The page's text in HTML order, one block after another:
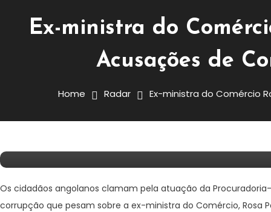
Ex-ministra do
Acusações de
Home Radar Ex-ministra do Comércio
27 de Outubro, 2024 Redação E&F
Ex-Ministra Do Comércio
Os cidadãos angolanos clamam pela atuação da
corrupção que pesam sobre a ex-ministra do Comércio, Rosa